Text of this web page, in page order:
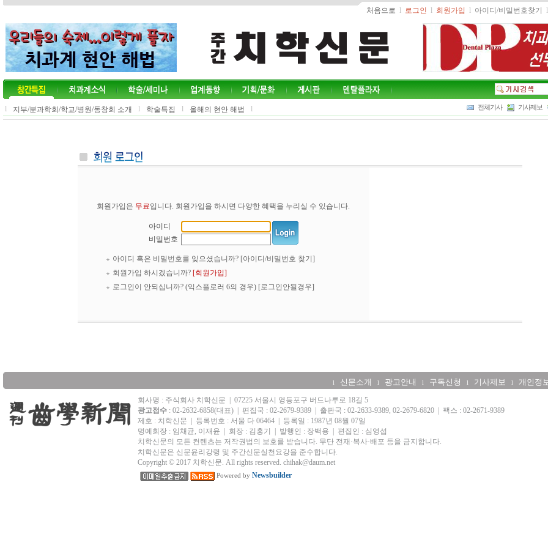
처음으로 l 로그인 l 회원가입 l 아이디/비밀번호찾기 l
l 지부/분과학회/학교/병원/동창회 소개 l 학술특집 l 올해의 현안 해법 l 전체기사 기사제보
회원가입은 무료입니다. 회원가입을 하시면 다양한 혜택을 누리실 수 있습니다.
아이디
비밀번호
아이디 혹은 비밀번호를 잊으셨습니까? [아이디/비밀번호 찾기]
회원가입 하시겠습니까? [회원가입]
로그인이 안되십니까? (익스플로러 6의 경우) [로그인안될경우]
l 신문소개 l 광고안내 l 구독신청 l 기사제보 l 개인정
회사명 : 주식회사 치학신문
07225 서울시 영등포구 버드나루로 18길 5
광고접수 : 02-2632-6858(대표) 편집국 : 02-2679-9389 출판국 : 02-2633-9389, 02-2679-6820
팩스 : 02-2671-9389
제호 : 치학신문
등록번호 : 서울 다 06464
등록일 : 1987년 08월 07일
명예회장 : 임채균, 이재윤 | 회장 : 김홍기
발행인 : 장백용
편집인 : 심영섭
치학신문의 모든 컨텐츠는 저작권법의 보호를 받습니다. 무단 전재·복사·배포 등을 금지합니다.
치학신문은 신문윤리강령 및 주간신문실천요강을 준수합니다.
Copyright © 2017 치학신문. All rights reserved. chihak@daum.net
Powered by Newsbuilder